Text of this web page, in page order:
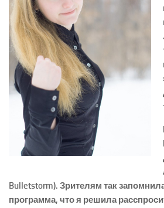
Bulletstorm). Зрителям так
программа, что я решила